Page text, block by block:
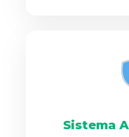
Sistema